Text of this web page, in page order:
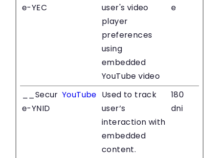
e-YEC
user's video
player
preferences
using
embedded
YouTube video
e
__Secur
e-YNID
YouTube Used to track
user’s
interaction with
embedded
content.
180
dni